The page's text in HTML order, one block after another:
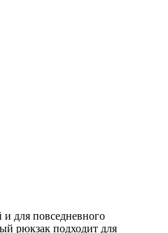
для повседневного
рюкзак подходит для